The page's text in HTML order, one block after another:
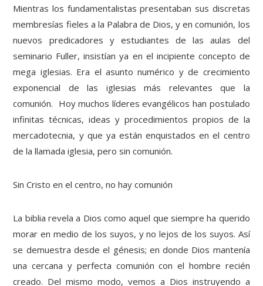
Mientras los fundamentalistas presentaban sus discretas
membresías fieles a la Palabra de Dios, y en comunión, los
nuevos predicadores y estudiantes de las aulas del
seminario Fuller, insistían ya en el incipiente concepto de
mega iglesias. Era el asunto numérico y de crecimiento
exponencial de las iglesias más relevantes que la
comunión. Hoy muchos líderes evangélicos han postulado
infinitas técnicas, ideas y procedimientos propios de la
mercadotecnia, y que ya están enquistados en el centro
de la llamada iglesia, pero sin comunión.
Sin Cristo en el centro, no hay comunión
La biblia revela a Dios como aquel que siempre ha querido
morar en medio de los suyos, y no lejos de los suyos. Así
se demuestra desde el génesis; en donde Dios mantenía
una cercana y perfecta comunión con el hombre recién
creado. Del mismo modo, vemos a Dios instruyendo a